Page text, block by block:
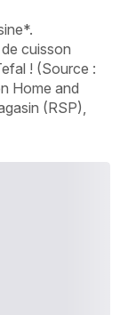
cuisson
! (Source :
Home and
(RSP),